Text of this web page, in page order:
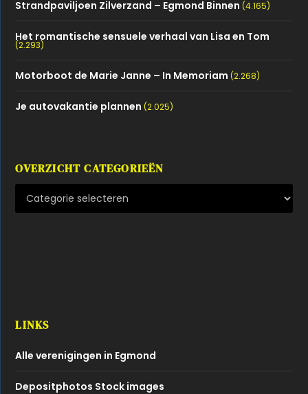
Strandpaviljoen Zilverzand – Egmond Binnen (4.165)
Het romantische sensuele verhaal van Lisa en Tom
(2.293)
Motorboot de Marie Janne – In Memoriam (2.268)
Je autovakantie plannen (2.025)
OVERZICHT CATEGORIEËN
LINKS
Alle verenigingen in Egmond
Depositphotos Stock images